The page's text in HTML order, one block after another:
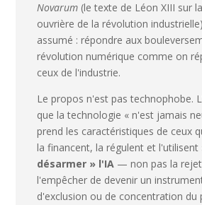
Novarum (le texte de Léon XIII sur
ouvrière de la révolution
assumé : répondre aux
révolution numérique comme on
ceux de l'industrie.
Le propos n'est pas technophobe.
que la technologie « n'est jamais
prend les caractéristiques de ceux
la financent, la régulent et l'utilisent
désarmer » l'IA — non pas la
l'empêcher de devenir un
d'exclusion ou de concentration du